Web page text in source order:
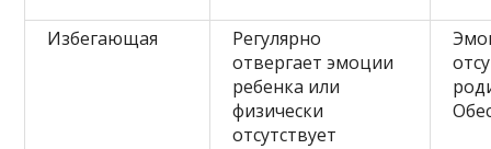
Избегающая
Регулярно
отвергает эмоции
ребенка или
физически
отсутствует